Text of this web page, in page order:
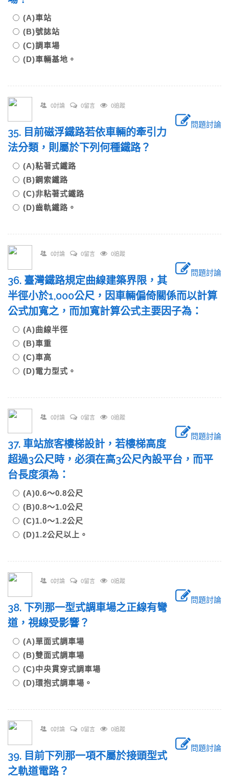
(A)車站
(B)號誌站
(C)調車場
(D)車輛基地。
0討論 0留言 0追蹤
問題討論
35. 目前磁浮鐵路若依車輛的牽引力
法分類，則屬於下列何種鐵路？
(A)粘著式鐵路
(B)鋼索鐵路
(C)非粘著式鐵路
(D)齒軌鐵路。
0討論 0留言 0追蹤
問題討論
36. 臺灣鐵路規定曲線建築界限，其
半徑小於1,000公尺，因車輛偏倚關係而以計算
公式加寬之，而加寬計算公式主要因子為：
(A)曲線半徑
(B)車重
(C)車高
(D)電力型式。
0討論 0留言 0追蹤
問題討論
37. 車站旅客樓梯設計，若樓梯高度
超過3公尺時，必須在高3公尺內設平台，而平
台長度須為：
(A)0.6～0.8公尺
(B)0.8～1.0公尺
(C)1.0～1.2公尺
(D)1.2公尺以上。
0討論 0留言 0追蹤
問題討論
38. 下列那一型式調車場之正線有彎
道，視線受影響？
(A)單面式調車場
(B)雙面式調車場
(C)中央貫穿式調車場
(D)環抱式調車場。
0討論 0留言 0追蹤
問題討論
39. 目前下列那一項不屬於接頭型式
之軌道電路？